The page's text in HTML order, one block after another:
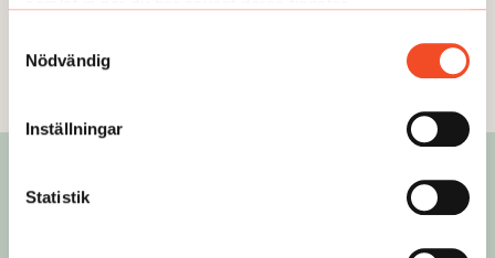
Nödvändig
Inställningar
Statistik
UTMANAR Den främsta orsaken till
vi alltid gjort. Vi måste variera oss
Wilén som skrivit boken ”Våga sitta